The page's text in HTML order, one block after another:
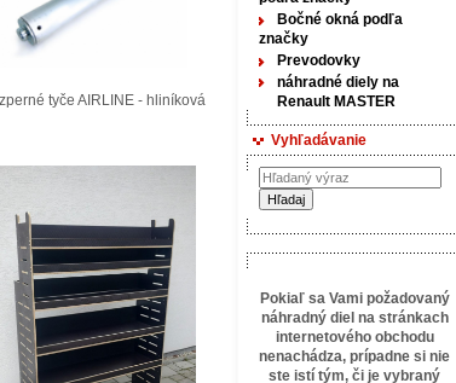
Bočné okná podľa
značky
Prevodovky
náhradné diely na
Renault MASTER
Vyhľadávanie
Pokiaľ sa Vami požadovaný
náhradný diel na stránkach
internetového obchodu
nenachádza, prípadne si nie
ste istí tým, či je vybraný
tyče AIRLINE - hliníková